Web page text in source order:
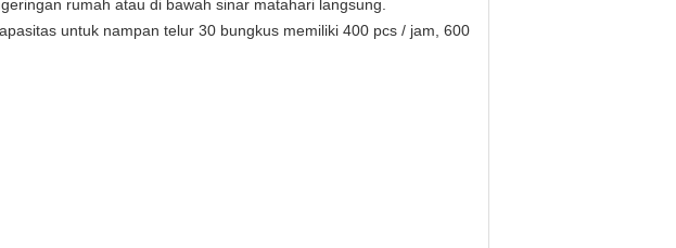
rumah atau di bawah sinar matahari langsung.
untuk nampan telur 30 bungkus memiliki 400 pcs / jam, 600